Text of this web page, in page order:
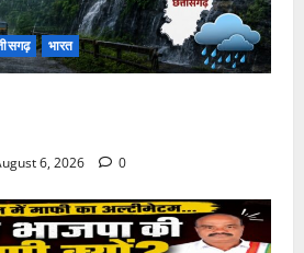
भारत
6, 2026 0